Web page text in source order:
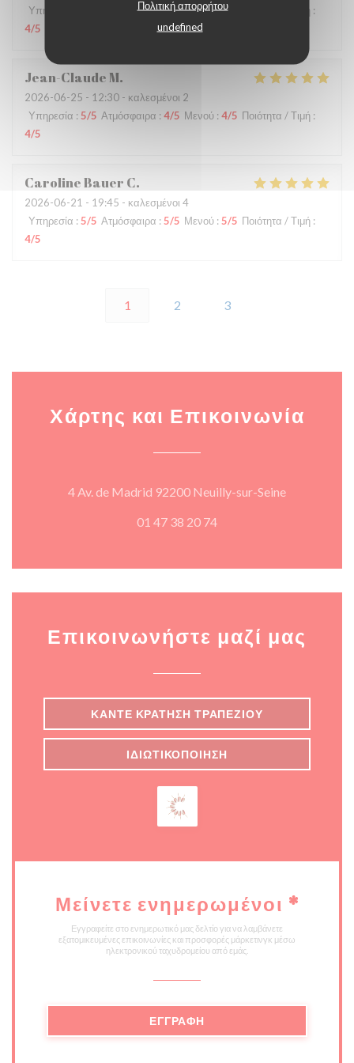
Πολιτική απορρήτου
undefined
Υπηρεσία
Ατμόσφαιρα:5/5 Μενού:4/5 Ποιότητα / Τιμή :
4/5
Jean-Claude M
2026-06-25 - 12:30 - καλεσμένοι 2
Υπηρεσία : 5/5 Ατμόσφαιρα : 4/5 Μενού : 4/5 Ποιότητα / Τιμή :
4/5
Caroline Bauer C
2026-06-21 - 19:45 - καλεσμένοι 4
Υπηρεσία : 5/5 Ατμόσφαιρα : 5/5 Μενού : 5/5 Ποιότητα / Τιμή :
4/5
1 2 3
Χάρτης και Επικοινωνία
4 Av. de Madrid 92200 Neuilly-sur-Seine((ανοίγει
01 47 38 20 74
Επικοινωνήστε μαζί μας
ΚΆΝΤΕ ΚΡΆΤΗΣΗ ΤΡΑΠΕΖΙΟΎ
ΙΔΙΩΤΙΚΟΠΟΊΗΣΗ
Μείνετε ενημερωμένοι *
Εγγραφείτε στο ενημερωτικό μας δελτίο για να λαμβάνετε
εξατομικευμένες επικοινωνίες και προσφορές μάρκετινγκ μέσω
ηλεκτρονικού ταχυδρομείου από εμάς.
ΕΓΓΡΑΦΉ